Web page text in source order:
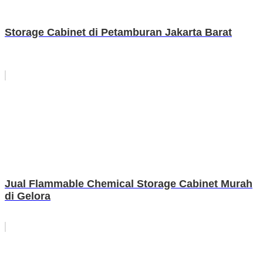
Storage Cabinet di Petamburan Jakarta Barat
Jual Flammable Chemical Storage Cabinet Murah
di Gelora